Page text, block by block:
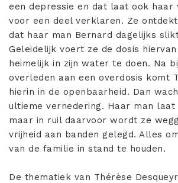
een depressie en dat laat ook haar
voor een deel verklaren. Ze
dat haar man Bernard dagelijks
Geleidelijk voert ze de dosis
heimelijk in zijn water te doen. Na
overleden aan een overdosis komt
hierin in de openbaarheid. Dan
ultieme vernedering. Haar man laat
maar in ruil daarvoor wordt ze
vrijheid aan banden gelegd. Alles
van de familie in stand te houden.
De thematiek van Thérèse